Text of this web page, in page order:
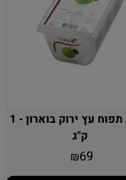
מחית תפוח עץ ירוק בוארון - 1
ק"ג
₪69